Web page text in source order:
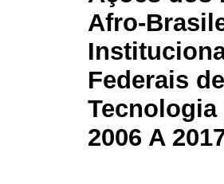
Afro-
Federais
Tecnologia
2006 A